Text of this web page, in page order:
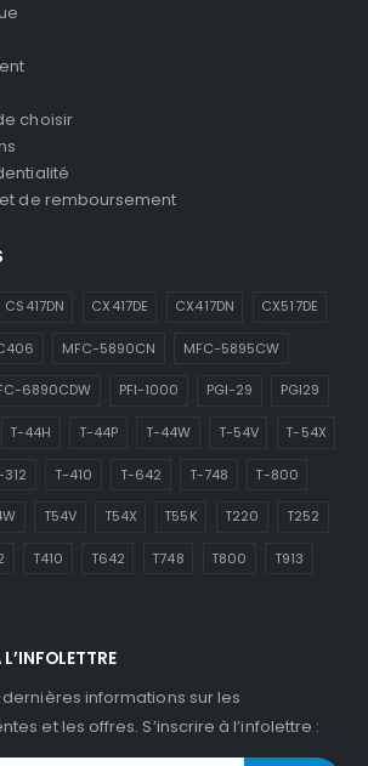
choisir
de remboursement
CS417DN CX417DE CX417DN CX517DE
MFC-5890CN MFC-5895CW
6890CDW PFI-1000 PGI-29 PGI29
T-44H T-44P T-44W T-54V T-54X
312 T-410 T-642 T-748 T-800
T54V T54X T55K T220 T252
T410 T642 T748 T800 T913
informations sur les
et les offres. S’inscrire à l’infolettre :